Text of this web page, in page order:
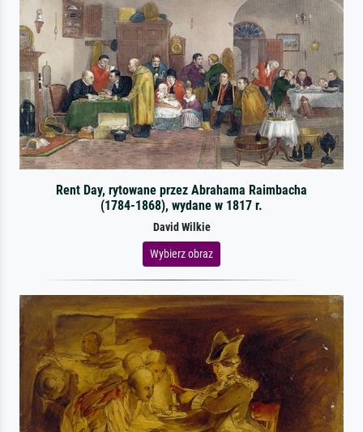
Rent Day, rytowane przez Abrahama Raimbacha
(1784-1868), wydane w 1817 r.
David Wilkie
Wybierz obraz